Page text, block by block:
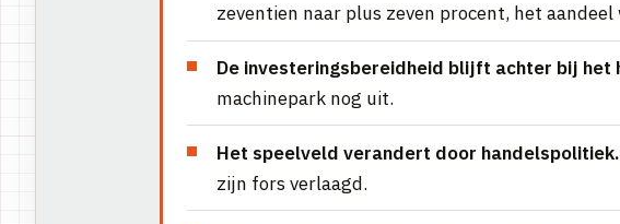
zeventien naar plus zeven procent, het
De investeringsbereidheid blijft achter bij het
machinepark nog uit.
Het speelveld verandert door handelspolitiek.
zijn fors verlaagd.